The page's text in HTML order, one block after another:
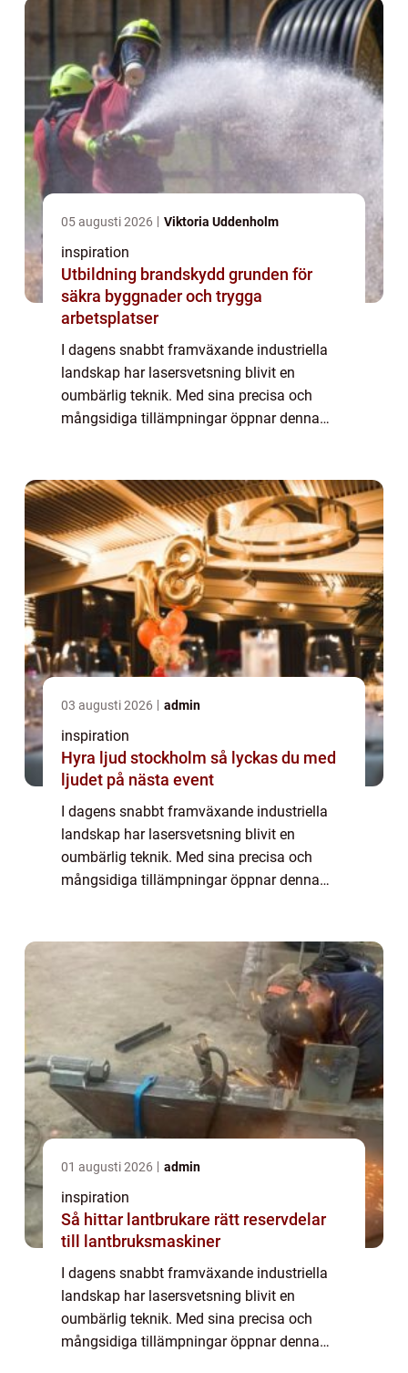
05 augusti 2026 Viktoria Uddenholm
inspiration
Utbildning brandskydd grunden för
säkra byggnader och trygga
arbetsplatser
I dagens snabbt framväxande industriella
landskap har lasersvetsning blivit en
oumbärlig teknik. Med sina precisa och
mångsidiga tillämpningar öppnar denna
03 augusti 2026 admin
inspiration
Hyra ljud stockholm så lyckas du med
ljudet på nästa event
I dagens snabbt framväxande industriella
landskap har lasersvetsning blivit en
oumbärlig teknik. Med sina precisa och
mångsidiga tillämpningar öppnar denna
01 augusti 2026 admin
inspiration
Så hittar lantbrukare rätt reservdelar
till lantbruksmaskiner
I dagens snabbt framväxande industriella
landskap har lasersvetsning blivit en
oumbärlig teknik. Med sina precisa och
mångsidiga tillämpningar öppnar denna